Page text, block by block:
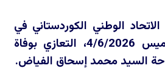
الوطني الكوردستاني في
مجلس النواب، الخميس 4/6/2026، التعازي بوفاة
السيد محمد إسحاق الفياض.